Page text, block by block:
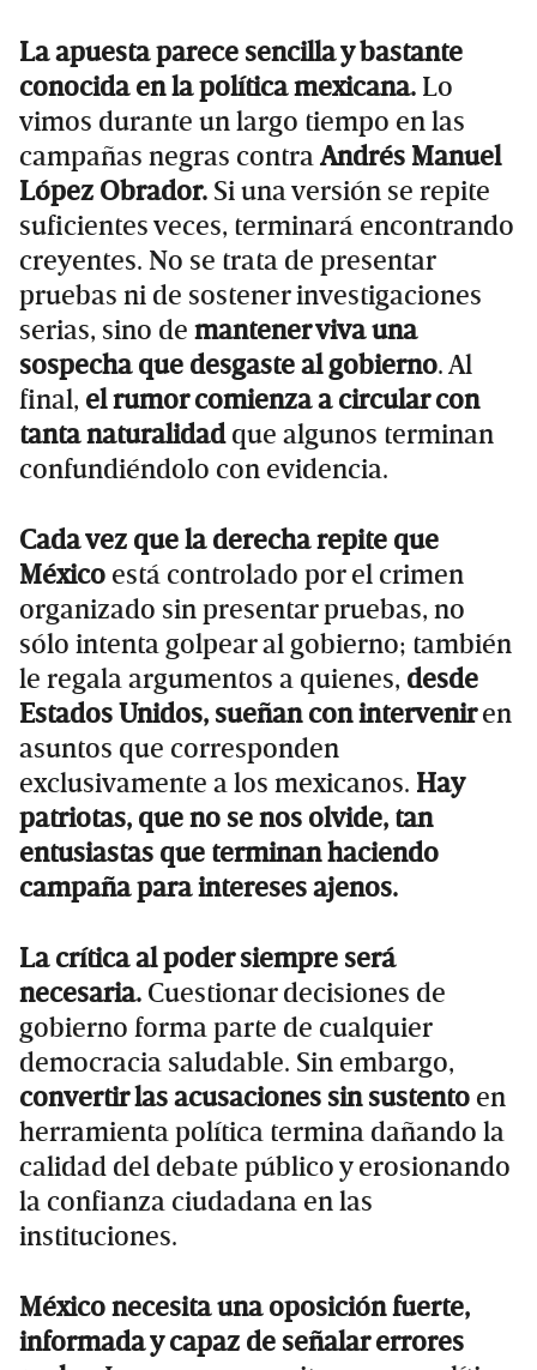
La apuesta parece sencilla y bastante
conocida en la política mexicana. Lo
vimos durante un largo tiempo en las
campañas negras contraAndrés Manuel
López Obrador. Si una versión se repite
suficientes veces, terminará encontrando
creyentes. No se trata de presentar
pruebas ni de sostener investigaciones
serias, sino de mantener viva una
sospecha que desgaste al gobierno. Al
final, el rumor comienza a circular con
tanta naturalidadque algunos terminan
confundiéndolo con evidencia.
Cada vez que la derecha repite que
México está controlado por el crimen
organizado sin presentar pruebas, no
sólo intenta golpear al gobierno; también
le regala argumentos a quienes, desde
Estados Unidos, sueñan con interveniren
asuntos que corresponden
exclusivamente a los mexicanos. Hay
patriotas, que no se nos olvide, tan
entusiastas que terminan haciendo
campaña para intereses ajenos.
La crítica al poder siempre será
necesaria. Cuestionar decisiones de
gobierno forma parte de cualquier
democracia saludable. Sin embargo,
convertir las acusaciones sin sustento en
herramienta política termina dañando la
calidad del debate público y erosionando
la confianza ciudadana en las
instituciones.
México necesita una oposición fuerte,
informada y capaz de señalar errores